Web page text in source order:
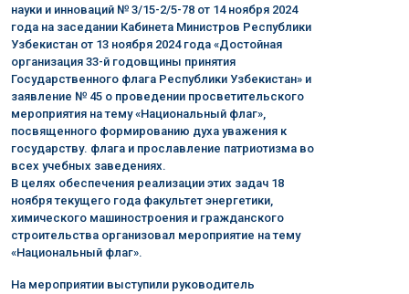
науки и инноваций № 3/15-2/5-78 от 14 ноября 2024
года на заседании Кабинета Министров Республики
Узбекистан от 13 ноября 2024 года «Достойная
организация 33-й годовщины принятия
Государственного флага Республики Узбекистан» и
заявление № 45 о проведении просветительского
мероприятия на тему «Национальный флаг»,
посвященного формированию духа уважения к
государству. флага и прославление патриотизма во
всех учебных заведениях.
В целях обеспечения реализации этих задач 18
ноября текущего года факультет энергетики,
химического машиностроения и гражданского
строительства организовал мероприятие на тему
«Национальный флаг».
На мероприятии выступили руководитель